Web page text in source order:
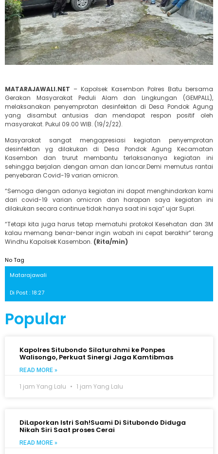
MATARAJAWALI.NET – Kapolsek Kasembon Polres Batu bersama
Gerakan Masyarakat Peduli Alam dan Lingkungan (GEMPALL),
melaksanakan penyemprotan desinfektan di Desa Pondok Agung
yang disambut antusias dan mendapat respon positif oleh
masyarakat. Pukul 09.00 WIB. (19/2/22).
Masyarakat sangat mengapresiasi kegiatan penyemprotan
desinfektan yg dilakukan di Desa Pondok Agung Kecamatan
Kasembon dan trurut membantu terlaksananya kegiatan ini
sehingga berjalan dengan aman dan lancar.Demi memutus rantai
penyebaran Covid-19 varian omicron.
“Semoga dengan adanya kegiatan ini dapat menghindarkan kami
dari covid-19 varian omicron dan harapan saya kegiatan ini
dilakukan secara continue tidak hanya saat ini saja” ujar Supri.
“Tetapi kita juga harus tetap mematuhi protokol Kesehatan dan 3M
kalau memang benar-benar ingin wabah ini cepat berakhir” terang
Windhu Kapolsek Kasembon. (Rita/min)
No Tag
Matarajawali
Di Post : 18:27
Popular
Kapolres Situbondo Silaturahmi ke Ponpes
Walisongo, Perkuat Sinergi Jaga Kamtibmas
READ MORE »
1 jam Yang Lalu 1 jam Yang Lalu
DiLaporkan Istri Sah!Suami Di Situbondo Diduga
Nikah Siri Saat proses Cerai
READ MORE »